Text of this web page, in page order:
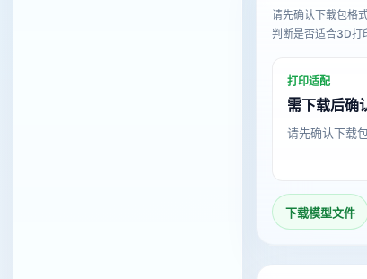
请先确认下载包格
判断是否适合3D打
打印适配
需下载后确
请先确认下载
下载模型文件